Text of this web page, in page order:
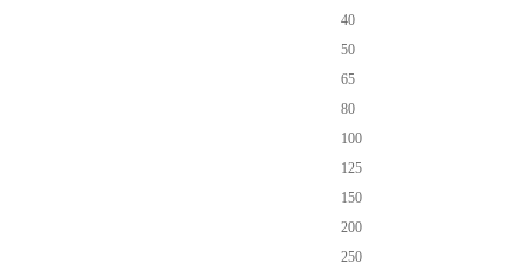
40
50
65
80
100
125
150
200
250